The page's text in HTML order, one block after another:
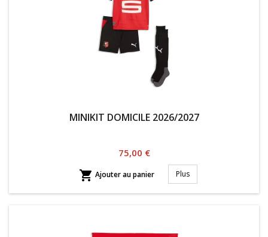
MINIKIT DOMICILE 2026/2027
Prix
75,00 €
 Ajouter au panier Plus